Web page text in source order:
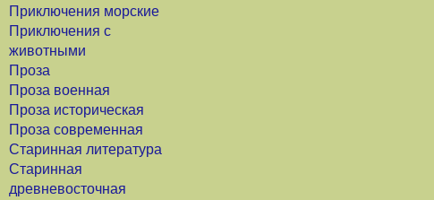
Приключения морские
Приключения с
животными
Проза
Проза военная
Проза историческая
Проза современная
Старинная литература
Старинная
древневосточная